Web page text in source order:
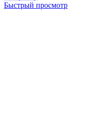
Быстрый просмотр